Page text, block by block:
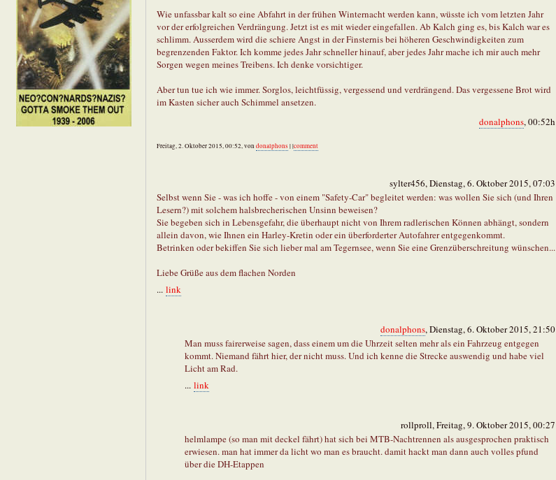
Wie unfassbar kalt so eine Abfahrt in der frühen Winternacht werden kann, wüsste ich vom letzten Jahr
vor der erfolgreichen Verdrängung. Jetzt ist es mit wieder eingefallen. Ab Kalch ging es, bis Kalch war es
schlimm. Ausserdem wird die schiere Angst in der Finsternis bei höheren Geschwindigkeiten zum
begrenzenden Faktor. Ich komme jedes Jahr schneller hinauf, aber jedes Jahr mache ich mir auch mehr
Sorgen wegen meines Treibens. Ich denke vorsichtiger.
Aber tun tue ich wie immer. Sorglos, leichtfüssig, vergessend und verdrängend. Das vergessene Brot wird
im Kasten sicher auch Schimmel ansetzen.
donalphons, 00:52h
Freitag, 2. Oktober 2015, 00:52, von donalphons | |comment
sylter456, Dienstag, 6. Oktober 2015, 07:03
Selbst wenn Sie - was ich hoffe - von einem "Safety-Car" begleitet werden: was wollen Sie sich (und Ihren
Lesern?) mit solchem halsbrecherischen Unsinn beweisen?
Sie begeben sich in Lebensgefahr, die überhaupt nicht von Ihrem radlerischen Können abhängt, sondern
allein davon, wie Ihnen ein Harley-Kretin oder ein überforderter Autofahrer entgegenkommt.
Betrinken oder bekiffen Sie sich lieber mal am Tegernsee, wenn Sie eine Grenzüberschreitung wünschen...
Liebe Grüße aus dem flachen Norden
... link
donalphons, Dienstag, 6. Oktober 2015, 21:50
Man muss fairerweise sagen, dass einem um die Uhrzeit selten mehr als ein Fahrzeug entgegen
kommt. Niemand fährt hier, der nicht muss. Und ich kenne die Strecke auswendig und habe viel
Licht am Rad.
... link
rollproll, Freitag, 9. Oktober 2015, 00:27
helmlampe (so man mit deckel fährt) hat sich bei MTB-Nachtrennen als ausgesprochen praktisch
erwiesen. man hat immer da licht wo man es braucht. damit hackt man dann auch volles pfund
über die DH-Etappen